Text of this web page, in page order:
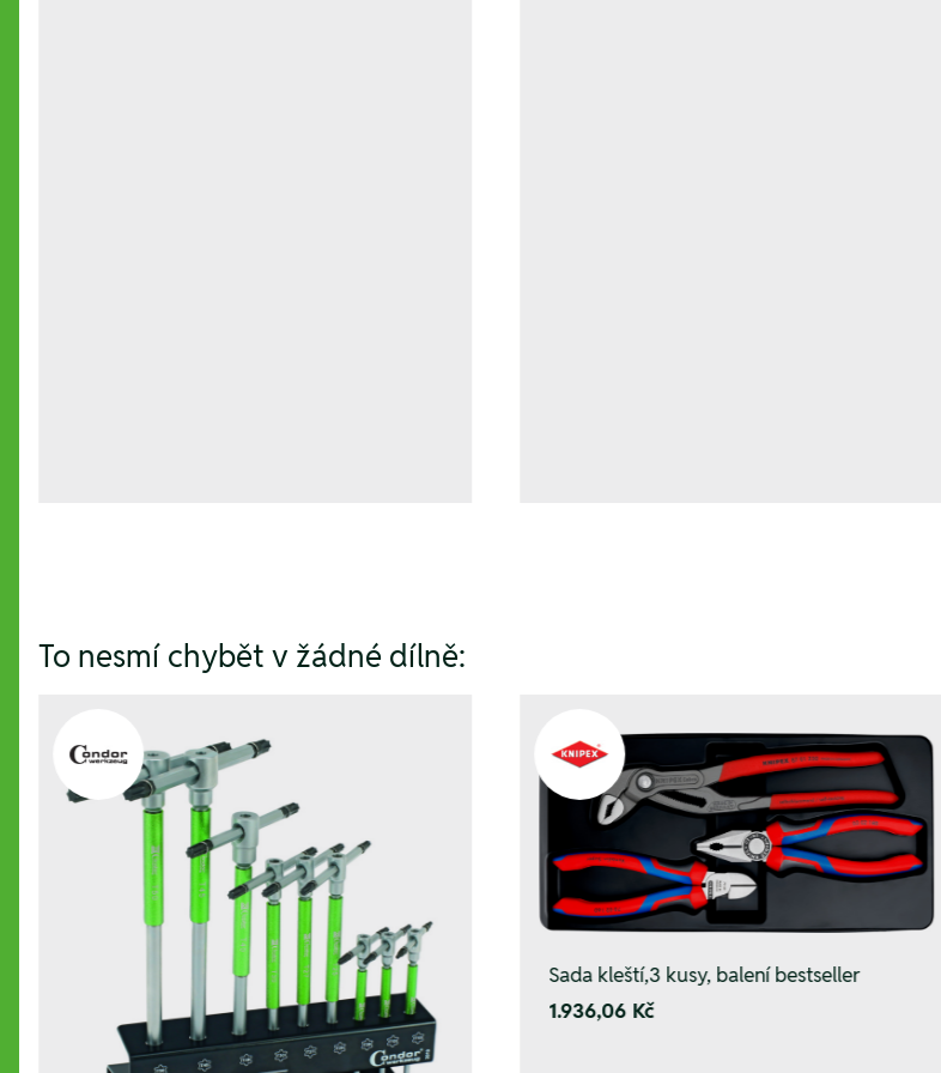
To nesmí chybět v žádné dílně:
Sada kleští,3 kusy, balení bestseller
1.936,06 Kč